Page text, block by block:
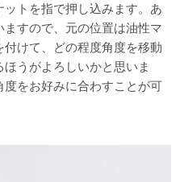
トを指で押し込みます。あ
すので、元の位置は油性マ
けて、どの程度角度を移動
うがよろしいかと思いま
をお好みに合わすことが可